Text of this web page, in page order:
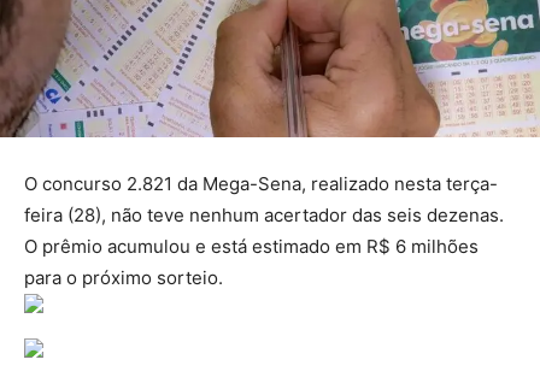
O concurso 2.821 da Mega-Sena, realizado nesta terça-
feira (28), não teve nenhum acertador das seis dezenas.
O prêmio acumulou e está estimado em R$ 6 milhões
para o próximo sorteio.